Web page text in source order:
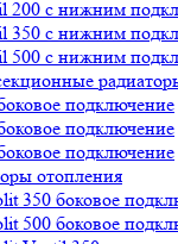
200 с нижним
350 с нижним
500 с нижним
подключение
подключение
подключение
отопления
350 боковое
500 боковое